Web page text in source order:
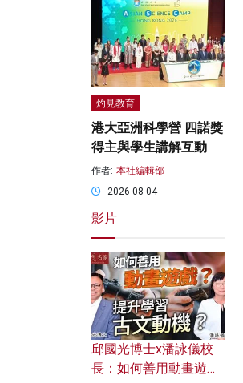
灼見教育
港大亞洲科學營 四諾獎
得主與學生講解互動
作者: 本社編輯部
2026-08-04
影片
邱國光博士x潘詠儀校
長：如何善用動畫遊戲